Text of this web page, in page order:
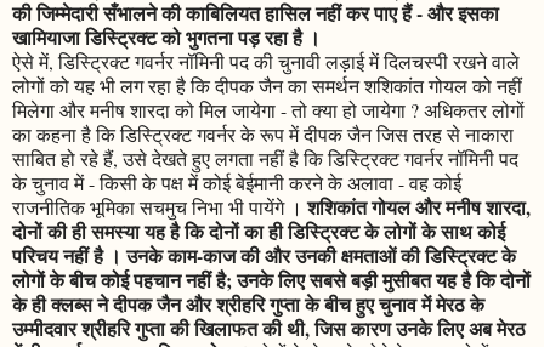
की जिम्मेदारी सँभालने की काबिलियत हासिल नहीं कर पाए हैं - और इसका
खामियाजा डिस्ट्रिक्ट को भुगतना पड़ रहा है ।
ऐसे में, डिस्ट्रिक्ट गवर्नर नॉमिनी पद की चुनावी लड़ाई में दिलचस्पी रखने वाले
लोगों को यह भी लग रहा है कि दीपक जैन का समर्थन शशिकांत गोयल को नहीं
मिलेगा और मनीष शारदा को मिल जायेगा - तो क्या हो जायेगा ? अधिकतर लोगों
का कहना है कि डिस्ट्रिक्ट गवर्नर के रूप में दीपक जैन जिस तरह से नाकारा
साबित हो रहे हैं, उसे देखते हुए लगता नहीं है कि डिस्ट्रिक्ट गवर्नर नॉमिनी पद
के चुनाव में - किसी के पक्ष में कोई बेईमानी करने के अलावा - वह कोई
राजनीतिक भूमिका सचमुच निभा भी पायेंगे ।शशिकांत गोयल और मनीष शारदा,
दोनों की ही समस्या यह है कि दोनों का ही डिस्ट्रिक्ट के लोगों के साथ कोई
परिचय नहीं है । उनके काम-काज की और उनकी क्षमताओं की डिस्ट्रिक्ट के
लोगों के बीच कोई पहचान नहीं है; उनके लिए सबसे बड़ी मुसीबत यह है कि दोनों
के ही क्लब्स ने दीपक जैन और श्रीहरि गुप्ता के बीच हुए चुनाव में मेरठ के
उम्मीदवार श्रीहरि गुप्ता की खिलाफत की थी, जिस कारण उनके लिए अब मेरठ